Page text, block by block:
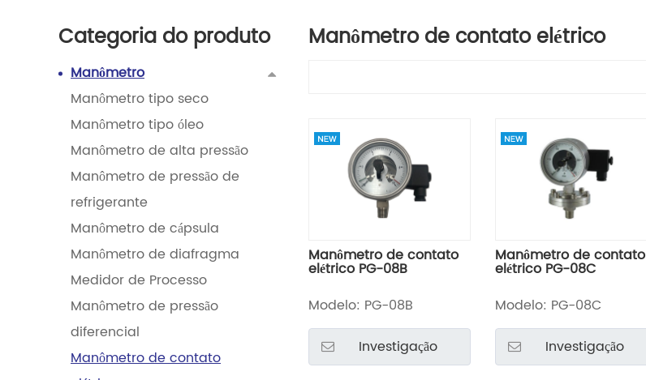
Categoria do produto
Manômetro
Manômetro tipo seco
Manômetro tipo óleo
Manômetro de alta pressão
Manômetro de pressão de
refrigerante
Manômetro de cápsula
Manômetro de diafragma
Medidor de Processo
Manômetro de pressão
diferencial
Manômetro de contato
Manômetro de contato elétrico
Manômetro de contato
elétrico PG-08B
Modelo: PG-08B
Investigação
Manômetro de contato
elétrico PG-08C
Modelo: PG-08C
Investigação